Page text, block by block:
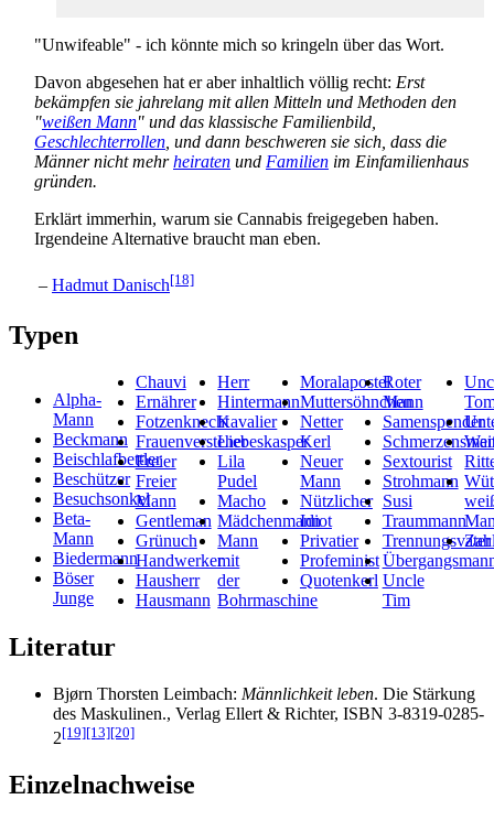
"Unwifeable" - ich könnte mich so kringeln über das Wort.
Davon abgesehen hat er aber inhaltlich völlig recht: Erst
bekämpfen sie jahrelang mit allen Mitteln und Methoden den
"weißen Mann" und das klassische Familienbild,
Geschlechterrollen , und dann beschweren sie sich, dass die
Männer nicht mehrheiraten und Familien im Einfamilienhaus
gründen.
Erklärt immerhin, warum sie Cannabis freigegeben haben.
Irgendeine Alternative braucht man eben.
– Hadmut Danisch[18]
Typen
Alpha-
Mann
Beckmann
Beischlafbettler
Beschützer
Besuchsonkel
Beta-
Mann
Biedermann
Böser
Junge
Chauvi
Ernährer
Fotzenknecht
Frauenversteher
Freier
Freier
Mann
Gentleman
Grünuch
Handwerker
Hausherr
Hausmann
Herr
Hintermann
Kavalier
Liebeskasper
Lila
Pudel
Macho
Mädchenmann
Mann
mit
der
Bohrmaschine
Moralapostel
Muttersöhnchen
Netter
Kerl
Neuer
Mann
Nützlicher
Idiot
Privatier
Profeminist
Quotenkerl
Roter
Mann
Samenspender
Sextourist
Strohmann
Susi
Traummann
Trennungsvater
Uncle
Tim
Literatur
Bjørn Thorsten Leimbach: Männlichkeit leben. Die Stärkung
des Maskulinen., Verlag Ellert & Richter, ISBN 3-8319-0285-
2[19][13][20]
Einzelnachweise